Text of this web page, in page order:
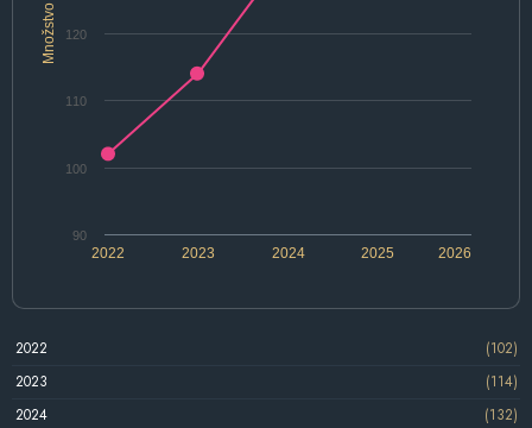
Množstvo
2022 2024 2026
2023 2025
90
100
110
120
2022
(102)
2023
(114)
2024
(132)